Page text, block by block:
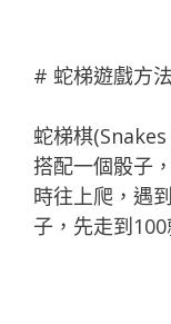
# 蛇梯遊戲方法
蛇梯棋
搭配一個骰子
時往上爬，遇
子，先走到100